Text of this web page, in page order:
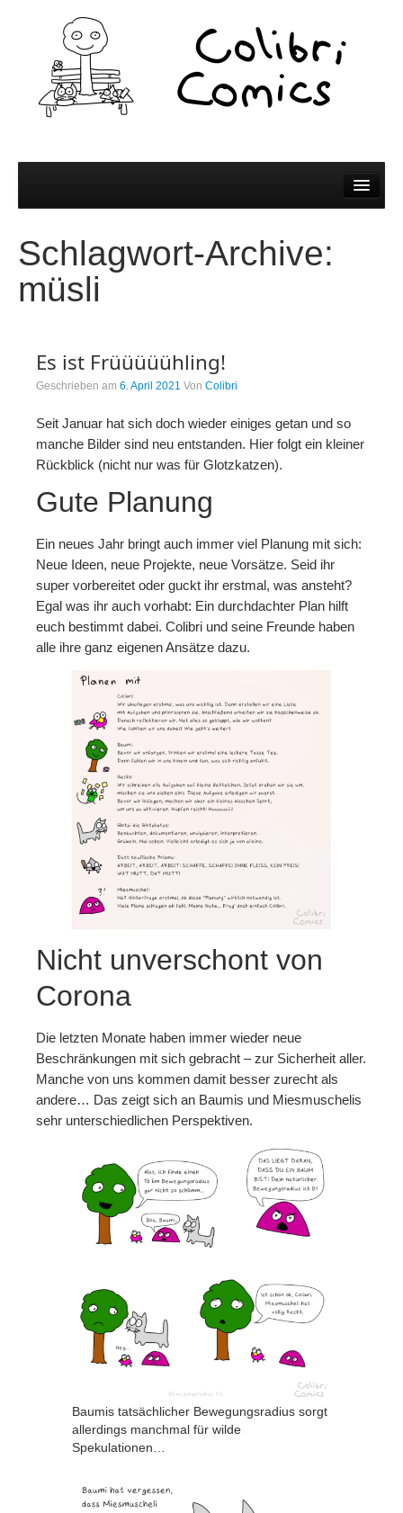
Comics
Colibri Wissen
Spiel und Spaß
Mastodon
Bluesky
Instagram
X
Merch
Redbubble
Spreadshirt
Unterstützen
Kaffee ausgeben
Patreon
Steady
Schreib uns
AGB und Datenschutz
Cookie-Richtlinie (EU)
Impressum
Schlagwort-Archive:
müsli
Es ist Früüüüühling!
Geschrieben am 6. April 2021 Von Colibri
Seit Januar hat sich doch wieder einiges getan und so
manche Bilder sind neu entstanden. Hier folgt ein kleiner
Rückblick (nicht nur was für Glotzkatzen).
Gute Planung
Ein neues Jahr bringt auch immer viel Planung mit sich:
Neue Ideen, neue Projekte, neue Vorsätze. Seid ihr
super vorbereitet oder guckt ihr erstmal, was ansteht?
Egal was ihr auch vorhabt: Ein durchdachter Plan hilft
euch bestimmt dabei. Colibri und seine Freunde haben
alle ihre ganz eigenen Ansätze dazu.
Nicht unverschont von
Corona
Die letzten Monate haben immer wieder neue
Beschränkungen mit sich gebracht – zur Sicherheit aller.
Manche von uns kommen damit besser zurecht als
andere… Das zeigt sich an Baumis und Miesmuschelis
sehr unterschiedlichen Perspektiven.
Baumis tatsächlicher Bewegungsradius sorgt
allerdings manchmal für wilde
Spekulationen…